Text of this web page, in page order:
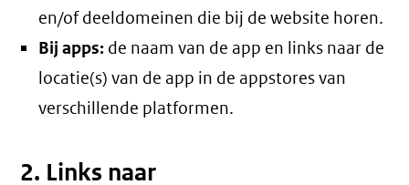
en/of deeldomeinen die bij de website horen.
Bij apps: de naam van de app en links naar de
locatie(s) van de app in de appstores van
verschillende platformen.
2. Links naar